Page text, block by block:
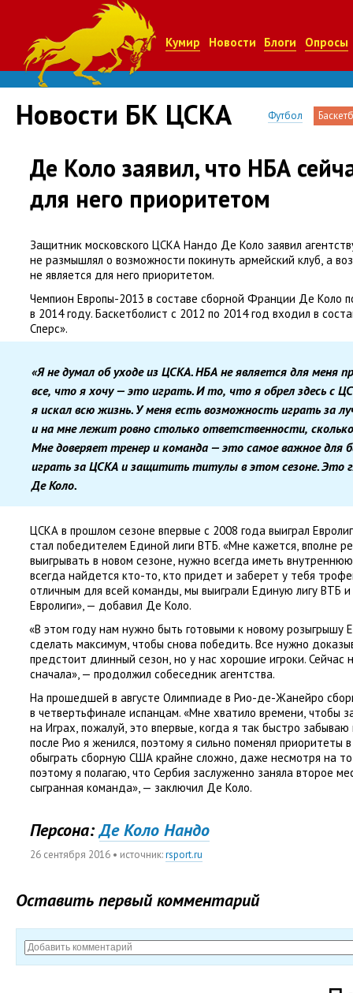
Кумир Новости Блоги Опросы
Новости БК ЦСКА Футбол
Де Коло заявил, что НБА
для него приоритетом
Защитник московского ЦСКА Нандо Де Коло заявил
не размышлял о возможности покинуть армейский клуб, а
не является для него приоритетом.
Чемпион Европы-2013 в составе сборной Франции Де Коло
в 2014 году. Баскетболист с 2012 по 2014 год входил в
Сперс».
«Я не думал об уходе из ЦСКА. НБА не является для меня
все, что я хочу — это играть. И то, что я обрел здесь с
я искал всю жизнь. У меня есть возможность играть за
и на мне лежит ровно столько ответственности,
Мне доверяет тренер и команда — это самое важное для
играть за ЦСКА и защитить титулы в этом сезоне. Это
Де Коло.
ЦСКА в прошлом сезоне впервые с 2008 года выиграл
стал победителем Единой лиги ВТБ. «Мне кажется, вполне
выигрывать в новом сезоне, нужно всегда иметь
всегда найдется кто-то, кто придет и заберет у тебя
отличным для всей команды, мы выиграли Единую лигу ВТБ
Евролиги», — добавил Де Коло.
«В этом году нам нужно быть готовыми к новому розыгрышу
сделать максимум, чтобы снова победить. Все нужно
предстоит длинный сезон, но у нас хорошие игроки. Сейчас
сначала», — продолжил собеседник агентства.
На прошедшей в августе Олимпиаде в Рио-де-Жанейро
в четвертьфинале испанцам. «Мне хватило времени, чтобы
на Играх, пожалуй, это впервые, когда я так быстро
после Рио я женился, поэтому я сильно поменял приоритеты
обыграть сборную США крайне сложно, даже несмотря на то
поэтому я полагаю, что Сербия заслуженно заняла второе
сыгранная команда», — заключил Де Коло.
Персона: Де Коло Нандо
26 сентября 2016 • источник:rsport.ru
Оставить первый комментарий